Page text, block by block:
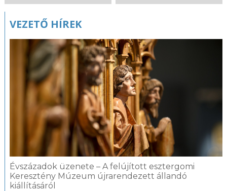
VEZETŐ HÍREK
Évszázadok üzenete – A felújított esztergomi
Keresztény Múzeum újrarendezett állandó
kiállításáról